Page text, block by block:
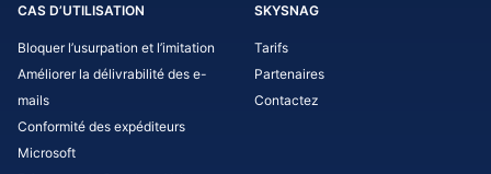
CAS D’UTILISATION
Bloquer l’usurpation et l’imitation
Améliorer la délivrabilité des e-
mails
Conformité des expéditeurs
Microsoft
SKYSNAG
Tarifs
Partenaires
Contactez